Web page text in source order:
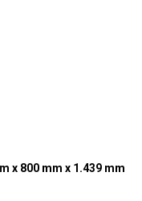
x 800 mm x 1.439 mm